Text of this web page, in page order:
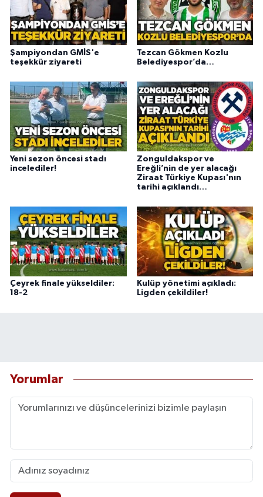
Şampiyondan GMİS'e
teşekkür ziyareti
Tezcan Gökmen Kozlu
Belediyespor’da…
Yeni sezon öncesi stadı
incelediler!
Zonguldakspor ve
Ereğli’nin de yer alacağı
Ziraat Türkiye Kupası'nın
tarihi açıklandı…
Çeyrek finale yükseldiler:
18-2
Kulüp yönetimi açıkladı:
Ligden çekildiler!
Yorumlar